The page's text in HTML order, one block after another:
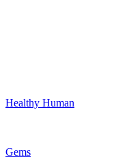
Healthy Human
Gems